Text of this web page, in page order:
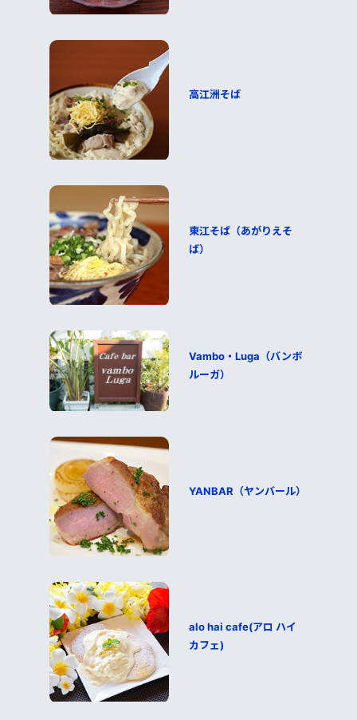
高江洲そば
東江そば（あがりえそ
ば）
Vambo・Luga（バンボ
ルーガ）
YANBAR（ヤンバール）
alo hai cafe(アロ ハイ
カフェ)